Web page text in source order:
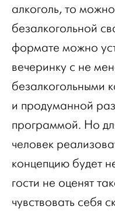
алкоголь, то
безалкогольной
формате можно
вечеринку с не
безалкогольными
и продуманной
программой. Но
человек
концепцию будет
гости не оценят
чувствовать себя